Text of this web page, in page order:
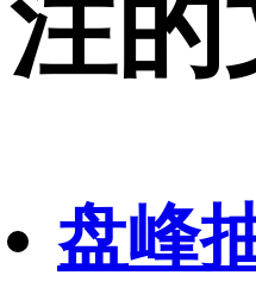
注的
盘峰